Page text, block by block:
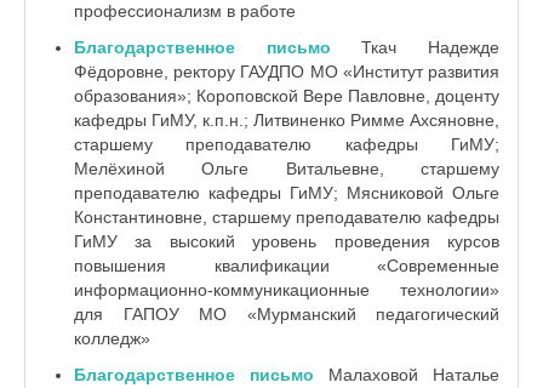
профессионализм в работе
Благодарственное письмо
Ткач Надежде
Фёдоровне, ректору ГАУДПО МО «Институт развития
образования»; Короповской Вере Павловне, доценту
кафедры ГиМУ, к.п.н.; Литвиненко Римме Ахсяновне,
старшему преподавателю кафедры ГиМУ;
Мелёхиной Ольге Витальевне, старшему
преподавателю кафедры ГиМУ; Мясниковой Ольге
Константиновне, старшему преподавателю кафедры
ГиМУ за высокий уровень проведения курсов
повышения квалификации «Современные
информационно-коммуникационные технологии»
для ГАПОУ МО «Мурманский педагогический
колледж»
Благодарственное письмо
Малаховой Наталье